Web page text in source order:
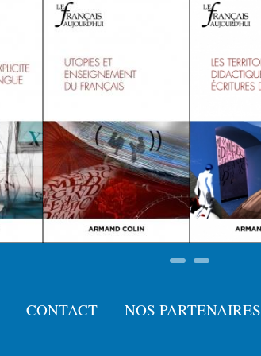
CONTACT NOS PARTENAIRES